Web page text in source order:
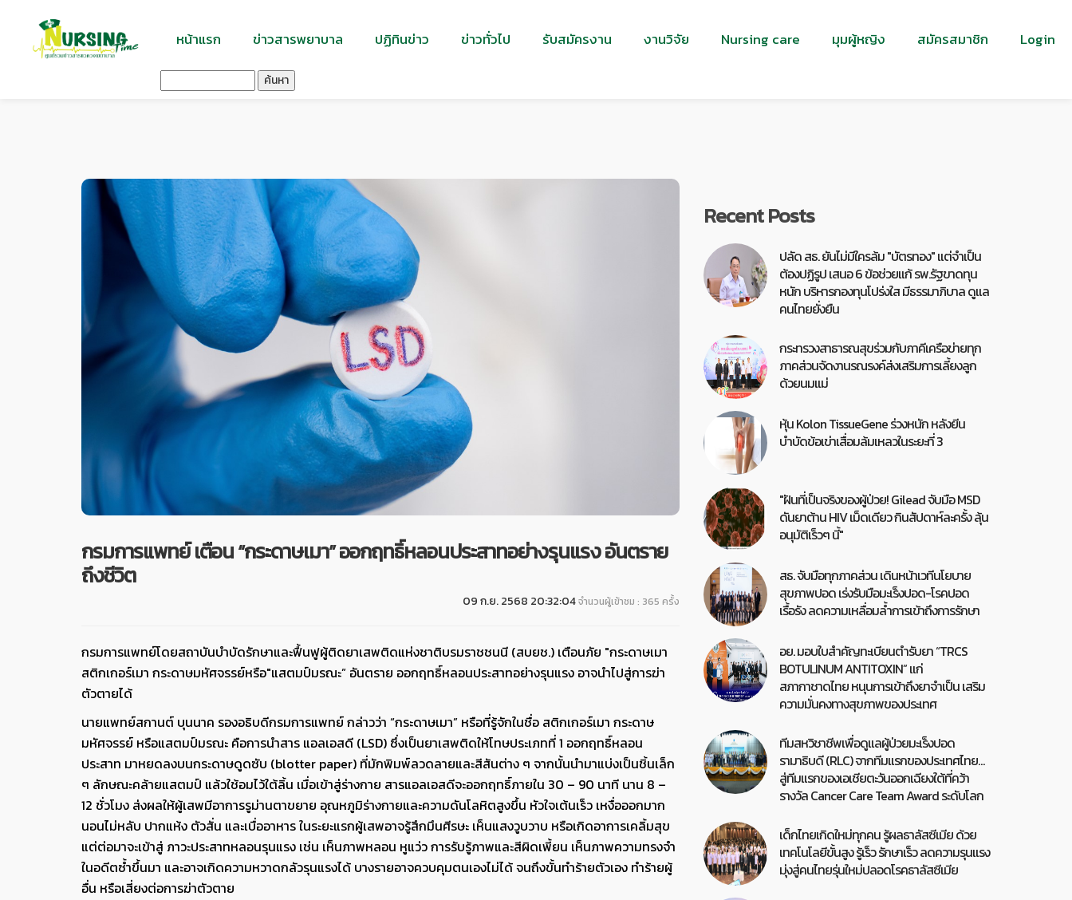
หน้าแรก ข่าวสารพยาบาล ปฏิทินข่าว ข่าวทั่วไป รับสมัครงาน งานวิจัย Nursing care มุมผู้หญิง สมัครสมาชิก Login
ค้นหา
กรมการแพทย์ เตือน “กระดาษเมา” ออกฤทธิ์หลอนประสาทอย่างรุนแรง อันตราย
ถึงชีวิต
09 ก.ย. 2568 20:32:04จำนวนผู้เข้าชม : 365 ครั้ง
กรมการแพทย์โดยสถาบันบำบัดรักษาและฟื้นฟูผู้ติดยาเสพติดแห่งชาติบรมราชชนนี (สบยช.) เตือนภัย "กระดาษเมา
สติกเกอร์เมา กระดาษมหัศจรรย์หรือ"แสตมป์มรณะ” อันตราย ออกฤทธิ์หลอนประสาทอย่างรุนแรง อาจนำไปสู่การฆ่า
ตัวตายได้
นายแพทย์สกานต์ บุนนาค รองอธิบดีกรมการแพทย์ กล่าวว่า “กระดาษเมา” หรือที่รู้จักในชื่อ สติกเกอร์เมา กระดาษ
มหัศจรรย์ หรือแสตมป์มรณะ คือการนำสาร แอลเอสดี (LSD) ซึ่งเป็นยาเสพติดให้โทษประเภทที่ 1 ออกฤทธิ์หลอน
ประสาท มาหยดลงบนกระดาษดูดซับ (blotter paper) ที่มักพิมพ์ลวดลายและสีสันต่าง ๆ จากนั้นนำมาแบ่งเป็นชิ้นเล็ก
ๆ ลักษณะคล้ายแสตมป์ แล้วใช้อมไว้ใต้ลิ้น เมื่อเข้าสู่ร่างกาย สารแอลเอสดีจะออกฤทธิ์ภายใน 30 – 90 นาที นาน 8 –
12 ชั่วโมง ส่งผลให้ผู้เสพมีอาการรูม่านตาขยาย อุณหภูมิร่างกายและความดันโลหิตสูงขึ้น หัวใจเต้นเร็ว เหงื่อออกมาก
นอนไม่หลับ ปากแห้ง ตัวสั่น และเบื่ออาหาร ในระยะแรกผู้เสพอาจรู้สึกมึนศีรษะ เห็นแสงวูบวาบ หรือเกิดอาการเคลิ้มสุข
แต่ต่อมาจะเข้าสู่ ภาวะประสาทหลอนรุนแรง เช่น เห็นภาพหลอน หูแว่ว การรับรู้ภาพและสีผิดเพี้ยน เห็นภาพความทรงจำ
ในอดีตซ้ำขึ้นมา และอาจเกิดความหวาดกลัวรุนแรงได้ บางรายอาจควบคุมตนเองไม่ได้ จนถึงขั้นทำร้ายตัวเอง ทำร้ายผู้
อื่น หรือเสี่ยงต่อการฆ่าตัวตาย
Recent Posts
ปลัด สธ. ยันไม่มีใครล้ม "บัตรทอง" แต่จำเป็น
ต้องปฏิรูป เสนอ 6 ข้อช่วยแก้ รพ.รัฐขาดทุน
หนัก บริหารกองทุนโปร่งใส มีธรรมาภิบาล ดูแล
คนไทยยั่งยืน
กระทรวงสาธารณสุขร่วมกับภาคีเครือข่ายทุก
ภาคส่วนจัดงานรณรงค์ส่งเสริมการเลี้ยงลูก
ด้วยนมแม่
หุ้น Kolon TissueGene ร่วงหนัก หลังยีน
บำบัดข้อเข่าเสื่อมล้มเหลวในระยะที่ 3
"ฝันที่เป็นจริงของผู้ป่วย! Gilead จับมือ MSD
ดันยาต้าน HIV เม็ดเดียว กินสัปดาห์ละครั้ง ลุ้น
อนุมัติเร็วๆ นี้"
สธ. จับมือทุกภาคส่วน เดินหน้าเวทีนโยบาย
สุขภาพปอด เร่งรับมือมะเร็งปอด-โรคปอด
เรื้อรัง ลดความเหลื่อมล้ำการเข้าถึงการรักษา
อย. มอบใบสำคัญทะเบียนตำรับยา “TRCS
BOTULINUM ANTITOXIN” แก่
สภากาชาดไทย หนุนการเข้าถึงยาจำเป็น เสริม
ความมั่นคงทางสุขภาพของประเทศ
ทีมสหวิชาชีพเพื่อดูแลผู้ป่วยมะเร็งปอด
รามาธิบดี (RLC) จากทีมแรกของประเทศไทย…
สู่ทีมแรกของเอเชียตะวันออกเฉียงใต้ที่คว้า
รางวัล Cancer Care Team Award ระดับโลก
เด็กไทยเกิดใหม่ทุกคน รู้ผลธาลัสซีเมีย ด้วย
เทคโนโลยีขั้นสูง รู้เร็ว รักษาเร็ว ลดความรุนแรง
มุ่งสู่คนไทยรุ่นใหม่ปลอดโรคธาลัสซีเมีย